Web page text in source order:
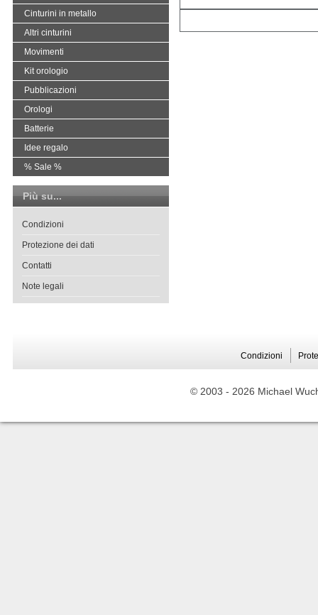
Cinturini in metallo
Altri cinturini
Movimenti
Kit orologio
Pubblicazioni
Orologi
Batterie
Idee regalo
% Sale %
Più su...
Condizioni
Protezione dei dati
Contatti
Note legali
Condizioni
© 2003 - 2026 Michael